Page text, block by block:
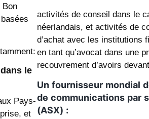
Bon
le
Pays-
et
activités de conseil dans le
néerlandais, et activités de
d’achat avec les institutions
en tant qu’avocat dans une
recouvrement d’avoirs
Un fournisseur mondial
de communications par
(ASX) :